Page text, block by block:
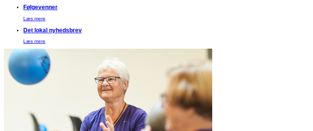
Følgevenner
Læs mere
Det lokal nyhedsbrev
Læs mere